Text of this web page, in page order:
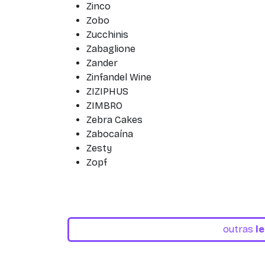
Zinco
Zobo
Zucchinis
Zabaglione
Zander
Zinfandel Wine
ZIZIPHUS
ZIMBRO
Zebra Cakes
Zabocaína
Zesty
Zopf
outras